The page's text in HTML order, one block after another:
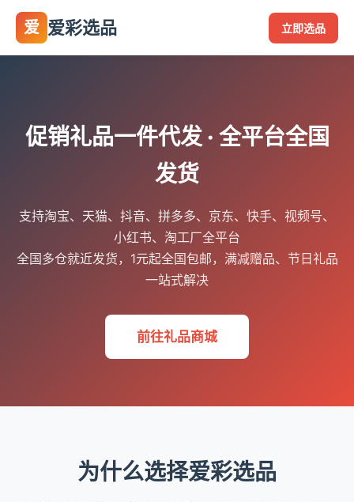
爱 爱彩选品 立即选品
促销礼品一件代发 · 全平台全国
发货
支持淘宝、天猫、抖音、拼多多、京东、快手、视频号、
小红书、淘工厂全平台
全国多仓就近发货，1元起全国包邮，满减赠品、节日礼品
一站式解决
前往礼品商城
为什么选择爱彩选品